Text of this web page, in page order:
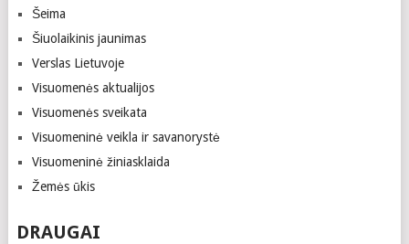
Šeima
Šiuolaikinis jaunimas
Verslas Lietuvoje
Visuomenės aktualijos
Visuomenės sveikata
Visuomeninė veikla ir savanorystė
Visuomeninė žiniasklaida
Žemės ūkis
DRAUGAI